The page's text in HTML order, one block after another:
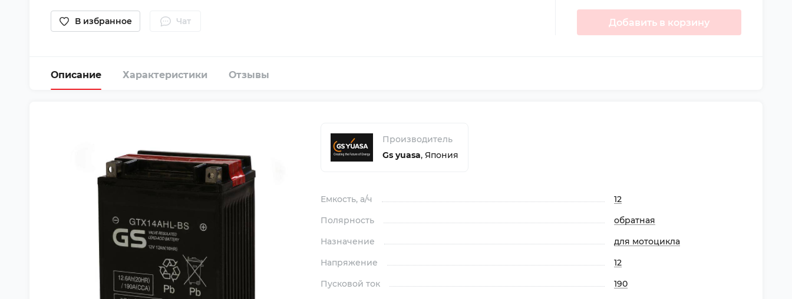
В избранное Чат Добавить в корзину
Описание Характеристики Отзывы
Производитель
Gs yuasa, Япония
Емкость, а/ч
12
Полярность
обратная
Назначение
для мотоцикла
Напряжение
12
Пусковой ток
190